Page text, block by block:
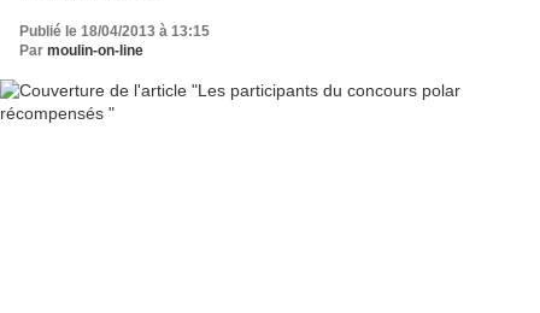
Publié le 18/04/2013 à 13:15
Par moulin-on-line